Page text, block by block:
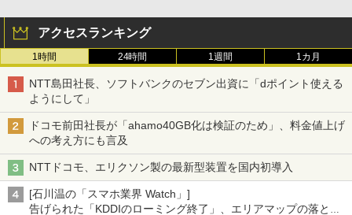
アクセスランキング
1時間 24時間 1週間 1カ月
NTT島田社長、ソフトバンクのセブン出資に「dポイント使える
ようにして」
ドコモ前田社長が「ahamo40GB化は検証のため」、料金値上げ
への考え方にも言及
NTTドコモ、エリクソン製の最新型装置を国内初導入
[石川温の「スマホ業界 Watch」]
告げられた「KDDIのローミング終了」、エリアマップの落とし